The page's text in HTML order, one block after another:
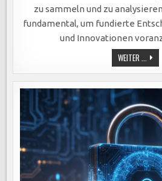
zu sammeln und zu
fundamental, um fundierte
und Innovationen
WEITER ... IOT-
ZU
UND
IN